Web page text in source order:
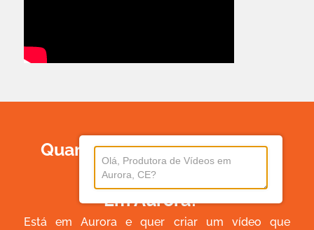
Quanto Custa Produzir Um
Vídeo
Em Aurora?
Está em Aurora e quer criar um vídeo que